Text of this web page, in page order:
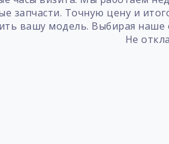
запчасти. Точную цену и
вашу модель. Выбирая
Не